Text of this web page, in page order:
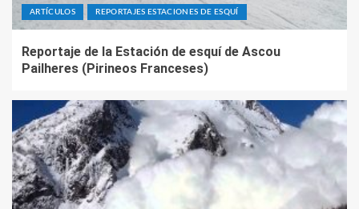
ARTÍCULOS REPORTAJES ESTACIONES DE ESQUÍ
Reportaje de la Estación de esquí de Ascou
Pailheres (Pirineos Franceses)